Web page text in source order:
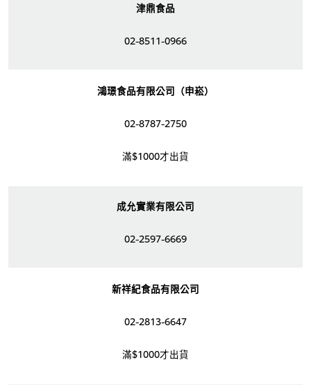
津鼎食品
02-8511-0966
鴻璟食品有限公司（申崧）
02-8787-2750
滿$1000才出貨
成允實業有限公司
02-2597-6669
新祥紀食品有限公司
02-2813-6647
滿$1000才出貨